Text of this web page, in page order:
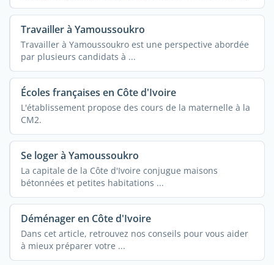
Travailler à Yamoussoukro
Travailler à Yamoussoukro est une perspective abordée
par plusieurs candidats à ...
Écoles françaises en Côte d'Ivoire
L'établissement propose des cours de la maternelle à la
CM2.
Se loger à Yamoussoukro
La capitale de la Côte d'Ivoire conjugue maisons
bétonnées et petites habitations ...
Déménager en Côte d'Ivoire
Dans cet article, retrouvez nos conseils pour vous aider
à mieux préparer votre ...